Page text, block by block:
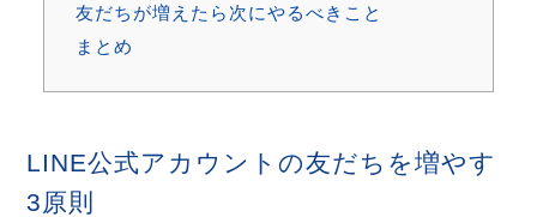
友だちが増えたら次にやるべきこと
まとめ
LINE公式アカウントの友だちを増やす
3原則